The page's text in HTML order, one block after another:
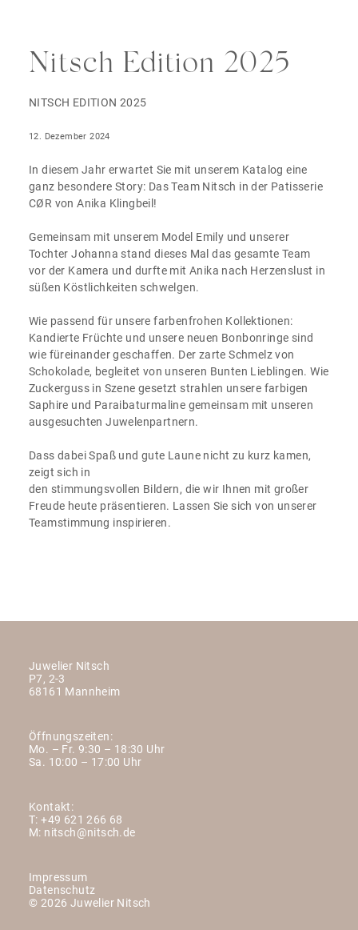
Nitsch Edition 2025
NITSCH EDITION 2025
12. Dezember 2024
In diesem Jahr erwartet Sie mit unserem Katalog eine
ganz besondere Story: Das Team Nitsch in der Patisserie
CØR von Anika Klingbeil!
Gemeinsam mit unserem Model Emily und unserer
Tochter Johanna stand dieses Mal das gesamte Team
vor der Kamera und durfte mit Anika nach Herzenslust in
süßen Köstlichkeiten schwelgen.
Wie passend für unsere farbenfrohen Kollektionen:
Kandierte Früchte und unsere neuen Bonbonringe sind
wie füreinander geschaffen. Der zarte Schmelz von
Schokolade, begleitet von unseren Bunten Lieblingen. Wie
Zuckerguss in Szene gesetzt strahlen unsere farbigen
Saphire und Paraibaturmaline gemeinsam mit unseren
ausgesuchten Juwelenpartnern.
Dass dabei Spaß und gute Laune nicht zu kurz kamen,
zeigt sich in
den stimmungsvollen Bildern, die wir Ihnen mit großer
Freude heute präsentieren. Lassen Sie sich von unserer
Teamstimmung inspirieren.
Juwelier Nitsch
P7, 2-3
68161 Mannheim
Öffnungszeiten:
Mo. – Fr. 9:30 – 18:30 Uhr
Sa. 10:00 – 17:00 Uhr
Kontakt:
T:+49 621 266 68
M: nitsch@nitsch.de
Impressum
Datenschutz
© 2026 Juwelier Nitsch